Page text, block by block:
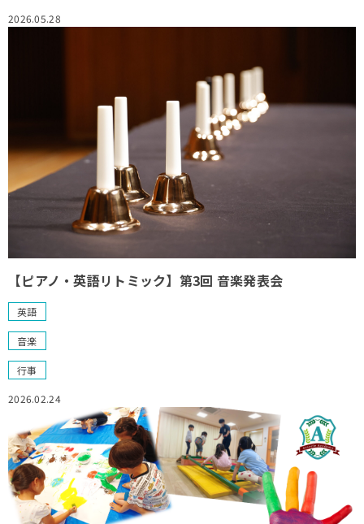
2026.05.28
【ピアノ・英語リトミック】第3回 音楽発表会
英語
音楽
行事
2026.02.24